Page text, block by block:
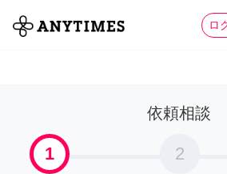
ロ
全て
依頼相談
1 2